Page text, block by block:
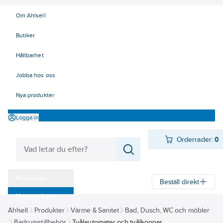
Om Ahlsell
Butiker
Hållbarhet
Jobba hos oss
Nya produkter
Logga in
Orderrader:0
Varumärken
Kampanjer
Beställ direkt
Ahlsell Produkter Värme & Sanitet
Bad, Dusch, WC och möbler